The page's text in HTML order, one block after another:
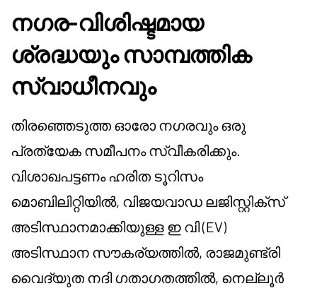
നഗര-വിശിഷ്ടമായ
ശ്രദ്ധയും സാമ്പത്തിക
സ്വാധീനവും
തിരഞ്ഞെടുത്ത ഓരോ നഗരവും ഒരു
പ്രത്യേക സമീപനം സ്വീകരിക്കും.
വിശാഖപട്ടണം ഹരിത ടൂറിസം
മൊബിലിറ്റിയിൽ, വിജയവാഡ ലജിസ്റ്റിക്സ്
അടിസ്ഥാനമാക്കിയുള്ള ഇ വി (EV)
അടിസ്ഥാന സൗകര്യത്തിൽ, രാജമുണ്ട്രി
വൈദ്യുത നദി ഗതാഗതത്തിൽ, നെല്ലൂർ